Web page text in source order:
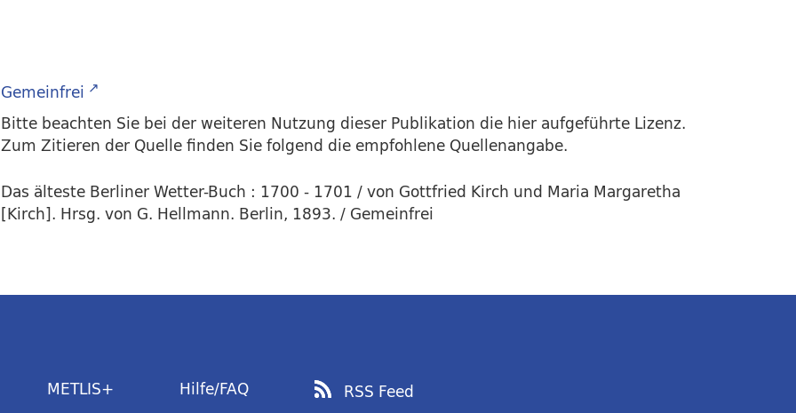
Gemeinfrei
Bitte beachten Sie bei der weiteren Nutzung dieser Publikation die hier aufgeführte Lizenz.
Zum Zitieren der Quelle finden Sie folgend die empfohlene Quellenangabe.
Das älteste Berliner Wetter-Buch : 1700 - 1701 / von Gottfried Kirch und Maria Margaretha
[Kirch]. Hrsg. von G. Hellmann. Berlin, 1893. / Gemeinfrei
METLIS+ Hilfe/FAQ RSS Feed